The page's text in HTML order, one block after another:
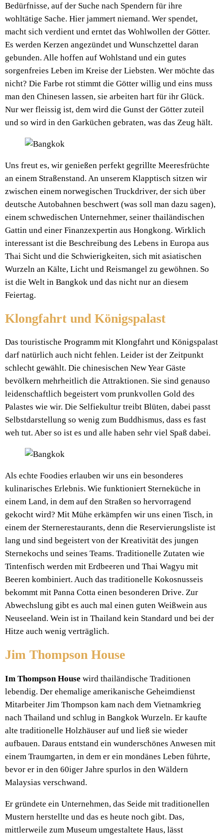
Bedürfnisse, auf der Suche nach Spendern für ihre
wohltätige Sache. Hier jammert niemand. Wer spendet,
macht sich verdient und erntet das Wohlwollen der Götter.
Es werden Kerzen angezündet und Wunschzettel daran
gebunden. Alle hoffen auf Wohlstand und ein gutes
sorgenfreies Leben im Kreise der Liebsten. Wer möchte das
nicht? Die Farbe rot stimmt die Götter willig und eins muss
man den Chinesen lassen, sie arbeiten hart für ihr Glück.
Nur wer fleissig ist, dem wird die Gunst der Götter zuteil
und so wird in den Garküchen gebraten, was das Zeug hält.
Uns freut es, wir genießen perfekt gegrillte Meeresfrüchte
an einem Straßenstand. An unserem Klapptisch sitzen wir
zwischen einem norwegischen Truckdriver, der sich über
deutsche Autobahnen beschwert (was soll man dazu sagen),
einem schwedischen Unternehmer, seiner thailändischen
Gattin und einer Finanzexpertin aus Hongkong. Wirklich
interessant ist die Beschreibung des Lebens in Europa aus
Thai Sicht und die Schwierigkeiten, sich mit asiatischen
Wurzeln an Kälte, Licht und Reismangel zu gewöhnen. So
ist die Welt in Bangkok und das nicht nur an diesem
Feiertag.
Klongfahrt und Königspalast
Das touristische Programm mit Klongfahrt und Königspalast
darf natürlich auch nicht fehlen. Leider ist der Zeitpunkt
schlecht gewählt. Die chinesischen New Year Gäste
bevölkern mehrheitlich die Attraktionen. Sie sind genauso
leidenschaftlich begeistert vom prunkvollen Gold des
Palastes wie wir. Die Selfiekultur treibt Blüten, dabei passt
Selbstdarstellung so wenig zum Buddhismus, dass es fast
weh tut. Aber so ist es und alle haben sehr viel Spaß dabei.
Als echte Foodies erlauben wir uns ein besonderes
kulinarisches Erlebnis. Wie funktioniert Sterneküche in
einem Land, in dem auf den Straßen so hervorragend
gekocht wird? Mit Mühe erkämpfen wir uns einen Tisch, in
einem der Sternerestaurants, denn die Reservierungsliste ist
lang und sind begeistert von der Kreativität des jungen
Sternekochs und seines Teams. Traditionelle Zutaten wie
Tintenfisch werden mit Erdbeeren und Thai Wagyu mit
Beeren kombiniert. Auch das traditionelle Kokosnusseis
bekommt mit Panna Cotta einen besonderen Drive. Zur
Abwechslung gibt es auch mal einen guten Weißwein aus
Neuseeland. Wein ist in Thailand kein Standard und bei der
Hitze auch wenig verträglich.
Jim Thompson House
Im Thompson House wird thailändische Traditionen
lebendig. Der ehemalige amerikanische Geheimdienst
Mitarbeiter Jim Thompson kam nach dem Vietnamkrieg
nach Thailand und schlug in Bangkok Wurzeln. Er kaufte
alte traditionelle Holzhäuser auf und ließ sie wieder
aufbauen. Daraus entstand ein wunderschönes Anwesen mit
einem Traumgarten, in dem er ein mondänes Leben führte,
bevor er in den 60iger Jahre spurlos in den Wäldern
Malaysias verschwand.
Er gründete ein Unternehmen, das Seide mit traditionellen
Mustern herstellte und das es heute noch gibt. Das,
mittlerweile zum Museum umgestaltete Haus, lässt